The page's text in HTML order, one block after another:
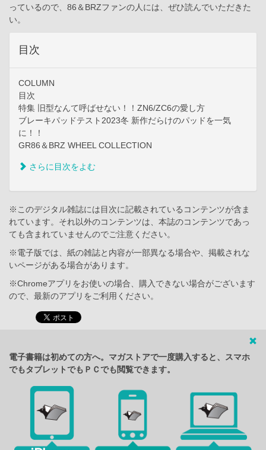
っているので、86＆BRZファンの人には、ぜひ読んでいただきた
い。
目次
COLUMN
目次
特集 旧型なんて呼ばせない！！ZN6/ZC6の愛し方
ブレーキパッドテスト2023冬 新作だらけのパッドを一気
に！！
GR86＆BRZ WHEEL COLLECTION
さらに目次をよむ
※このデジタル雑誌には目次に記載されているコンテンツが含ま
れています。それ以外のコンテンツは、本誌のコンテンツであっ
ても含まれていませんのでご注意ください。
※電子版では、紙の雑誌と内容が一部異なる場合や、掲載されな
いページがある場合があります。
※Chromeアプリをお使いの場合、購入できない場合がございます
ので、最新のアプリをご利用ください。
電子書籍は初めての方へ。マガストアで一度購入すると、スマホ
でもタブレットでもＰＣでも閲覧できます。